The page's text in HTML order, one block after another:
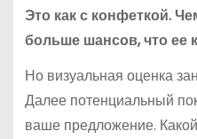
Это как с конфеткой.
больше шансов, что ее
Но визуальная оценка
Далее потенциальный
ваше предложение.